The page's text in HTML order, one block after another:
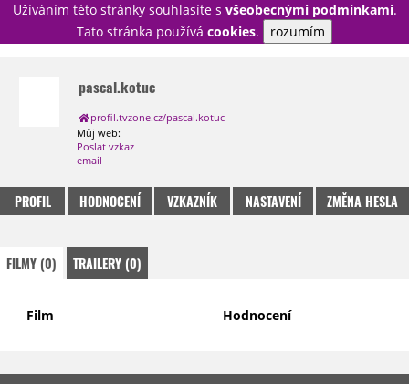
Užíváním této stránky souhlasíte s všeobecnými podmínkami.
Tato stránka používá cookies. rozumím
PŘIHLÁSIT
NOVINKY
TÉMATA
RECENZE
EPIZODY
TRAILERY
GALERIE
DISKUZE
STATISTIKY
TIRÁŽ
pascal.kotuc
profil.tvzone.cz/pascal.kotuc
Můj web:
Poslat vzkaz
email
PROFIL HODNOCENÍ VZKAZNÍK NASTAVENÍ ZMĚNA HESLA
FILMY (0) TRAILERY (0)
Film Hodnocení